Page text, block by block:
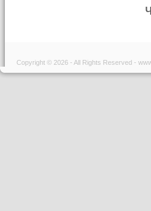
Copyright © 2026 - All Rights Reserved -